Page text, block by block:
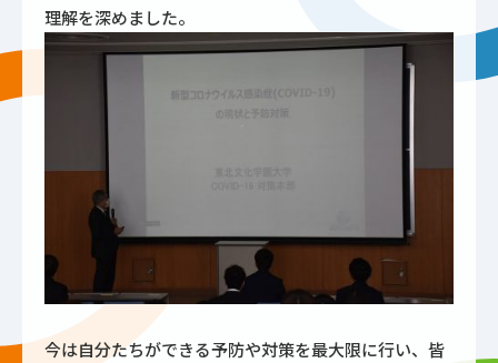
理解を深めました。
今は自分たちができる予防や対策を最大限に行い、皆